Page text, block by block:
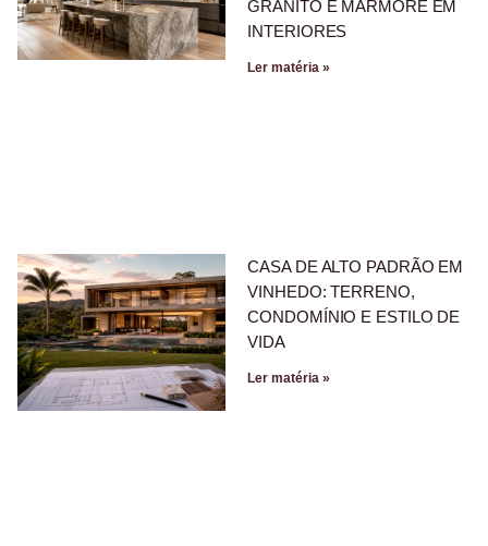
GRANITO E MÁRMORE EM
INTERIORES
Ler matéria »
CASA DE ALTO PADRÃO EM
VINHEDO: TERRENO,
CONDOMÍNIO E ESTILO DE
VIDA
Ler matéria »